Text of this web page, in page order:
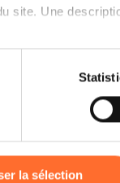
site. Une
(ex :
de
la sélection
les
les
de la
la réalité
à appliquer
abordés